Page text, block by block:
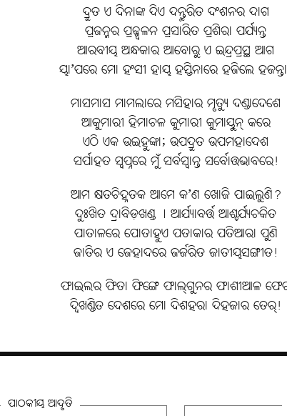
ଦ୍ରୁତ ଏ ଦିନାଙ୍କ ଦିଏ ଦନ୍ତୁରିତ ଦଂଶନର ଦାଗ
ପ୍ରଜନ୍ମର ପ୍ରଜ୍ଜ୍ୱଳନ ପ୍ରସାରିତ ପ୍ରଶିରା ପର୍ଯ୍ୟନ୍ତ
ଆରବୀୟ ଅନ୍ଧକାର ଆବୋରୁ ଏ ଇନ୍ଦ୍ରପ୍ରସ୍ଥ ଆଗ
ୟା’ପରେ ମୋ ହଂସୀ ହାୟ ହସ୍ତିନାରେ ହଜିଲେ
ମାସମାସ ମାମଲାରେ ମସିହାର ମୃତ୍ୟୁ ଦଣ୍ଡାଦେଶେ
ଆକୁମାରୀ ହିମାଚଳ କୁମାରୀ କୁମାୟୁନ୍‌ କରେ
ଏଠି ଏକ ଉଇହୁଙ୍କା; ଉପଦ୍ରୁତ ଉପମହାଦେଶ
ସର୍ପାହତ ସ୍ବପ୍ନରେ ମୁଁ ସର୍ବସ୍ବାନ୍ତ ସର୍ବୋତ୍ତଭାବରେ!
ଆମ କ୍ଷତଚିହ୍ନତକ ଆମେ କ’ଣ ଖୋଜି ପାଇଲୁଣି?
ଦୁଃଖିତ ଦ୍ରାବିଡ଼ଖଣ୍ଡ ୤ ଆର୍ଯ୍ୟାବର୍ତ୍ତ ଆଶ୍ଚର୍ଯ୍ୟଚକିତ
ପାତାଳରେ ପୋତାହୁଏ ପତାକାର ପତିଆରା ପୁଣି
ଜାତିର ଏ ଜେହାଦରେ ଜର୍ଜରିତ ଜାତୀୟସଙ୍ଗୀତ!
ଫାଇଲର ଫିତା ଫିଙ୍ଗେ ଫାଲ୍‌ଗୁନର ଫାଶୀଆଳ
ଦ୍ବିଖଣ୍ଡିତ ଦେଶରେ ମୋ ଦିଶହରା ଦିହଜାର ତେର୍!
ପାଠକୀୟ ଆଦୃତି